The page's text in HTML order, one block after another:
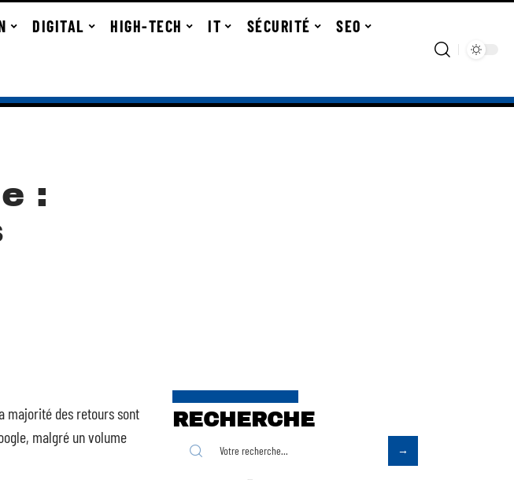
DIGITAL HIGH-TECH IT SÉCURITÉ SEO
:
majorité des retours sont
malgré un volume
RECHERCHE